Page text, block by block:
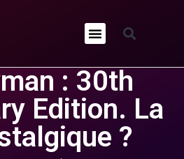
: 30th
Edition. La
?